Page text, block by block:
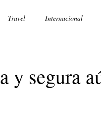
Travel Internacional
y segura